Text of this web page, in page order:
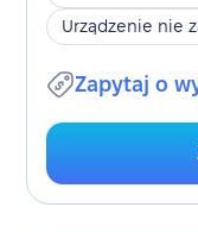
Urządzenie nie
Zapytaj o